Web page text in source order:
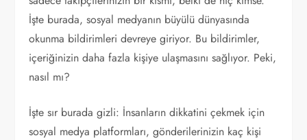
İşte burada, sosyal medyanın büyülü dünyasında
okunma bildirimleri devreye giriyor. Bu bildirimler,
içeriğinizin daha fazla kişiye ulaşmasını sağlıyor. Peki,
nasıl mı?
İşte sır burada gizli: İnsanların dikkatini çekmek için
sosyal medya platformları, gönderilerinizin kaç kişi